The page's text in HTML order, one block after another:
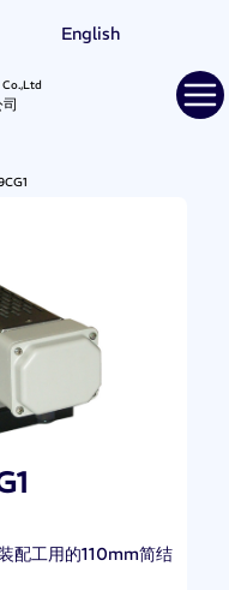
English
配工用的110mm简结